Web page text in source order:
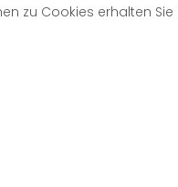
zu Cookies erhalten Sie